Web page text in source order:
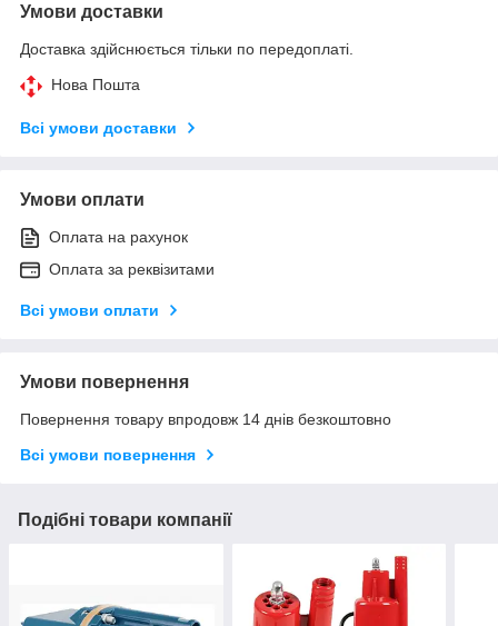
Умови доставки
Доставка здійснюється тільки по передоплаті.
Нова Пошта
Всі умови доставки
Умови оплати
Оплата на рахунок
Оплата за реквізитами
Всі умови оплати
Умови повернення
Повернення товару впродовж 14 днів безкоштовно
Всі умови повернення
Подібні товари компанії